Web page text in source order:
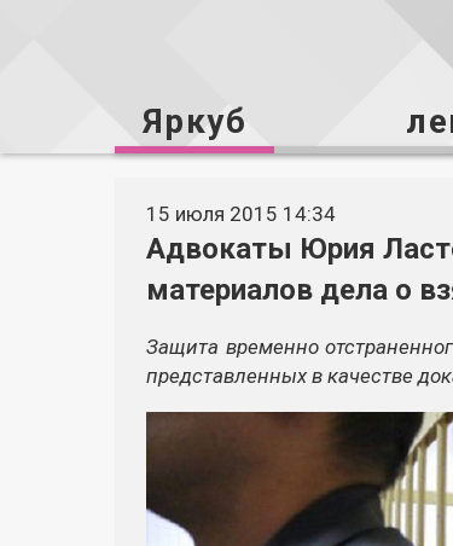
Яркуб
15 июля 2015 14:34
Адвокаты Юрия
материалов дела о
Защита временно
представленных в качестве